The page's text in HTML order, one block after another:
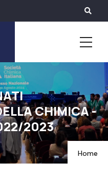
CHIMICA -
2023
Home